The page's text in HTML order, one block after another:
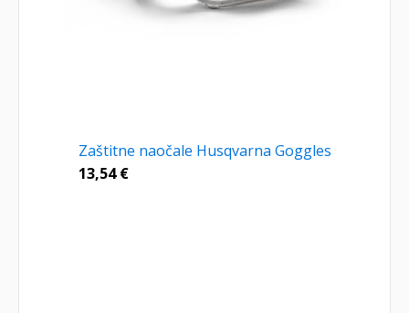
Zaštitne naočale Husqvarna Goggles
13,54€